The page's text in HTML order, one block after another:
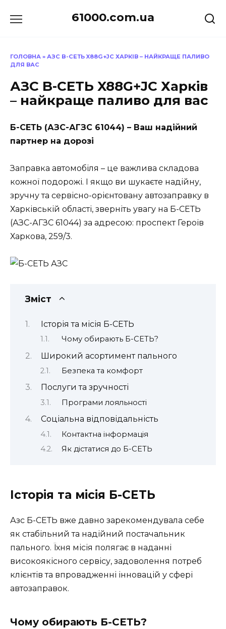
до
61000.com.ua
ГОЛОВНА » АЗС B-СЕТЬ X88G+JC ХАРКІВ – НАЙКРАЩЕ ПАЛИВО
ДЛЯ ВАС
АЗС B-СЕТЬ X88G+JC Харків
– найкраще паливо для вас
Б-СЕТЬ (АЗС-АГЗС 61044) – Ваш надійний
партнер на дорозі
Заправка автомобіля – це важлива складова
кожної подорожі. І якщо ви шукаєте надійну,
зручну та сервісно-орієнтовану автозаправку в
Харківській області, зверніть увагу на Б-СЕТЬ
(АЗС-АГЗС 61044) за адресою: проспект Героїв
Харкова, 259/3.
Зміст
Історія та місія Б-СЕТЬ
Чому обирають Б-СЕТЬ?
Широкий асортимент пального
Безпека та комфорт
Послуги та зручності
Програми лояльності
Соціальна відповідальність
Контактна інформація
Як дістатися до Б-СЕТЬ
Історія та місія Б-СЕТЬ
Азс Б-СЕТЬ вже давно зарекомендувала себе
як стабільний та надійний постачальник
пального. Їхня місія полягає в наданні
високоякісного сервісу, задоволення потреб
клієнтів та впровадженні інновацій у сфері
автозаправок.
Чому обирають Б-СЕТЬ?